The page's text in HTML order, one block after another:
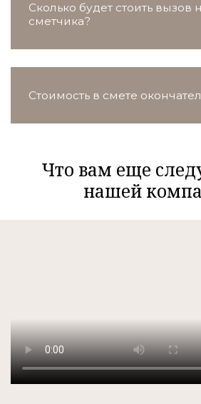
Сколько будет стоить вызов
сметчика?
Стоимость в смете
Что вам еще
нашей